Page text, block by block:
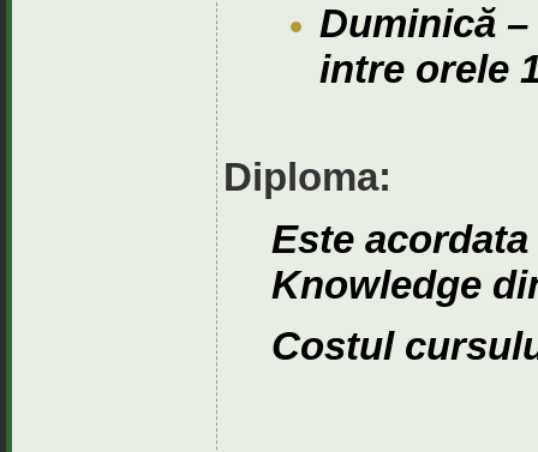
Duminică –
intre orele
Diploma:
Este
Knowledge
Costul